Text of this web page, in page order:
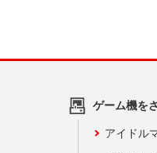
ゲーム機を
アイドル